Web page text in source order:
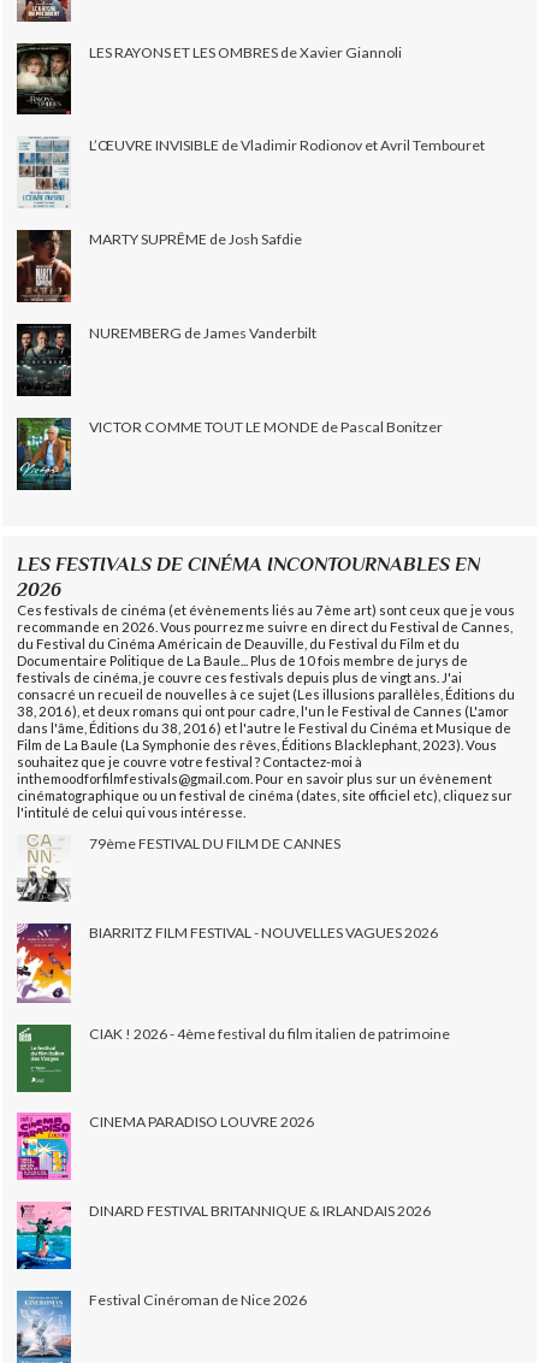
LES RAYONS ET LES OMBRES de Xavier Giannoli
L’ŒUVRE INVISIBLE de Vladimir Rodionov et Avril Tembouret
MARTY SUPRÊME de Josh Safdie
NUREMBERG de James Vanderbilt
VICTOR COMME TOUT LE MONDE de Pascal Bonitzer
LES FESTIVALS DE CINÉMA INCONTOURNABLES EN
2026
Ces festivals de cinéma (et évènements liés au 7ème art) sont ceux que je vous
recommande en 2026. Vous pourrez me suivre en direct du Festival de Cannes,
du Festival du Cinéma Américain de Deauville, du Festival du Film et du
Documentaire Politique de La Baule... Plus de 10 fois membre de jurys de
festivals de cinéma, je couvre ces festivals depuis plus de vingt ans. J'ai
consacré un recueil de nouvelles à ce sujet (Les illusions parallèles, Éditions du
38, 2016), et deux romans qui ont pour cadre, l'un le Festival de Cannes (L'amor
dans l'âme, Éditions du 38, 2016) et l'autre le Festival du Cinéma et Musique de
Film de La Baule (La Symphonie des rêves, Éditions Blacklephant, 2023). Vous
souhaitez que je couvre votre festival ? Contactez-moi à
inthemoodforfilmfestivals@gmail.com. Pour en savoir plus sur un évènement
cinématographique ou un festival de cinéma (dates, site officiel etc), cliquez sur
l'intitulé de celui qui vous intéresse.
79ème FESTIVAL DU FILM DE CANNES
BIARRITZ FILM FESTIVAL - NOUVELLES VAGUES 2026
CIAK ! 2026 - 4ème festival du film italien de patrimoine
CINEMA PARADISO LOUVRE 2026
DINARD FESTIVAL BRITANNIQUE & IRLANDAIS 2026
Festival Cinéroman de Nice 2026